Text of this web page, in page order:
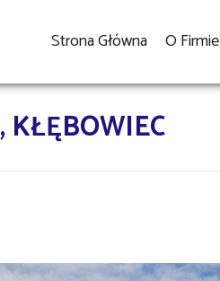
Strona Główna O Firmie
KŁĘBOWIEC